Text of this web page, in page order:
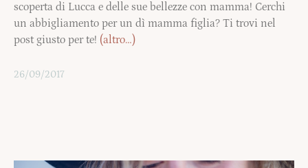
scoperta di Lucca e delle sue bellezze con mamma! Cerchi
un abbigliamento per un dì mamma figlia? Ti trovi nel
post giusto per te! (altro…)
26/09/2017